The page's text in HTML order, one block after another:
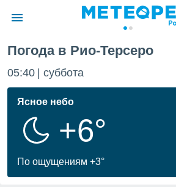
о
Вы можете
к этому
Погода в Рио-Терсеро
05:40 суббота
Ясное небо
+6°
По ощущениям +3°